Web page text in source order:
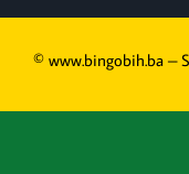
© www.bingobih.ba –